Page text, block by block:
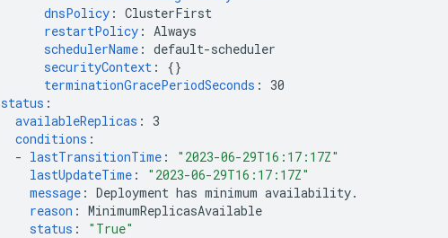
dnsPolicy : ClusterFirst
restartPolicy : Always
schedulerName : default-scheduler
securityContext :
{}
terminationGracePeriodSeconds :
30
status :
availableReplicas :
3
conditions :
- lastTransitionTime :
"2023-06-29T16:17:17Z"
lastUpdateTime :
"2023-06-29T16:17:17Z"
message : Deployment has minimum availability.
reason : MinimumReplicasAvailable
status :
"True"